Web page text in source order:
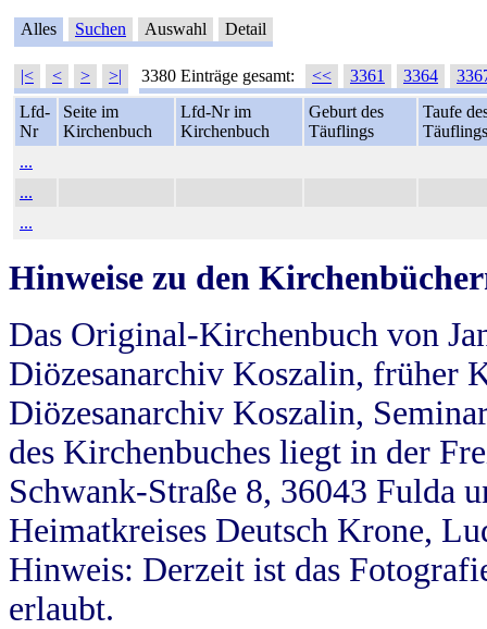
Alles Suchen Auswahl Detail
|< < > >| 3380 Einträge gesamt: << 3361 3364
Lfd-
Nr
Seite im
Kirchenbuch
Lfd-Nr im
Kirchenbuch
Geburt des
Täuflings
Taufe
Täuflings
...
...
...
Hinweise zu den
Das Original-Kirchenbuch von
Diözesanarchiv Koszalin, früher
Diözesanarchiv Koszalin,
des Kirchenbuches liegt in der
Schwank-Straße 8, 36043 Fulda
Heimatkreises Deutsch Krone,
Hinweis: Derzeit ist das
erlaubt.